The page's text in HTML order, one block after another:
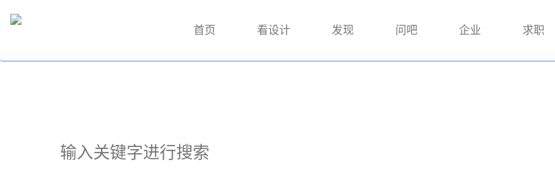
首页 看设计 发现 问吧 企业 求职